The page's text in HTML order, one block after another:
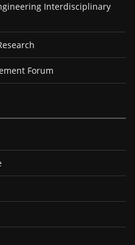
Interdisciplinary
Forum